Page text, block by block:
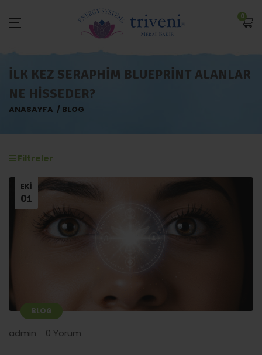
0
İLK KEZ SERAPHIM BLUEPRINT ALANLAR
NE HISSEDER?
ANASAYFA BLOG
Filtreler
BLOG
EKI
01
admin 0 Yorum